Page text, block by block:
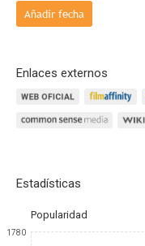
Añadir fecha
Enlaces externos
Estadísticas
Popularidad
1780